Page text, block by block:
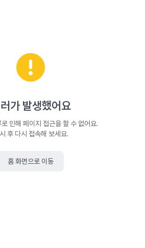
가 발생했어요
인해 페이지 접근을 할 수 없어요.
후 다시 접속해 보세요.
홈 화면으로 이동